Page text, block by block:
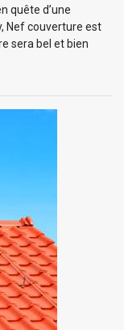
quête d’une
Nef couverture est
sera bel et bien